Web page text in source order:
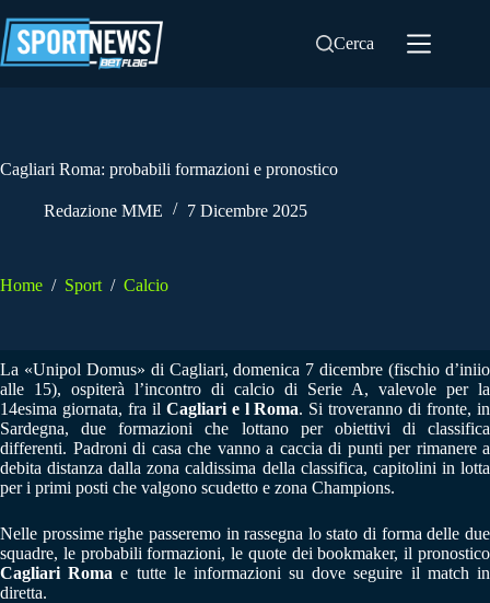
al
contenuto
Cerca
Cagliari Roma: probabili formazioni e pronostico
Redazione MME 7 Dicembre 2025
Home / Sport / Calcio
La «Unipol Domus» di Cagliari, domenica 7 dicembre (fischio d’iniio
alle 15), ospiterà l’incontro di calcio di Serie A, valevole per la
14esima giornata, fra il Cagliari e l Roma. Si troveranno di fronte, in
Sardegna, due formazioni che lottano per obiettivi di classifica
differenti. Padroni di casa che vanno a caccia di punti per rimanere a
debita distanza dalla zona caldissima della classifica, capitolini in lotta
per i primi posti che valgono scudetto e zona Champions.
Nelle prossime righe passeremo in rassegna lo stato di forma delle due
squadre, le probabili formazioni, le quote dei bookmaker, il pronostico
Cagliari Roma e tutte le informazioni su dove seguire il match in
diretta.